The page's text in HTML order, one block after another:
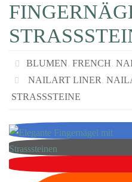
BLUMEN, FRENCH,
NAILART LINER,
STRASSSTEINE